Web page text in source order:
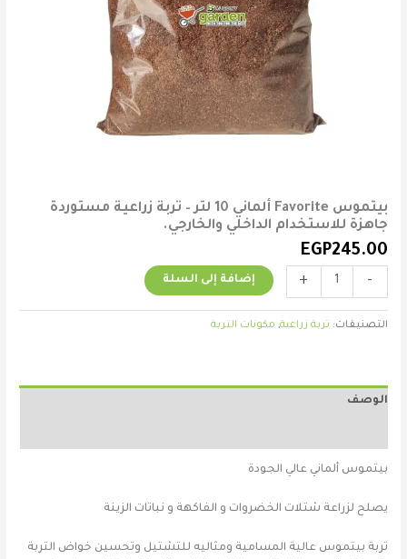
بيتموس Favorite ألماني 10 لتر – تربة زراعية مستوردة
جاهزة للاستخدام الداخلي والخارجي.
EGP245.00
-
+ إضافة إلى السلة
التصنيفات: تربة زراعية, مكونات التربة
الوصف
بيتموس ألماني عالي الجودة
يصلح لزراعة شتلات الخضروات و الفاكهة و نباتات الزينة
تربة بيتموس عالية المسامية ومثاليه للتشتيل وتحسين خواض التربة